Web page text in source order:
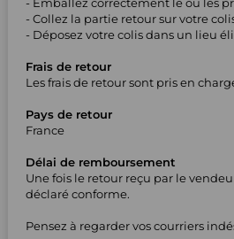
- Collez la partie retour sur votre
- Déposez votre colis dans un lieu
Frais de retour
Les frais de retour sont pris en
Pays de retour
France
Délai de remboursement
Une fois le retour reçu par le
déclaré conforme.
Pensez à regarder vos courriers